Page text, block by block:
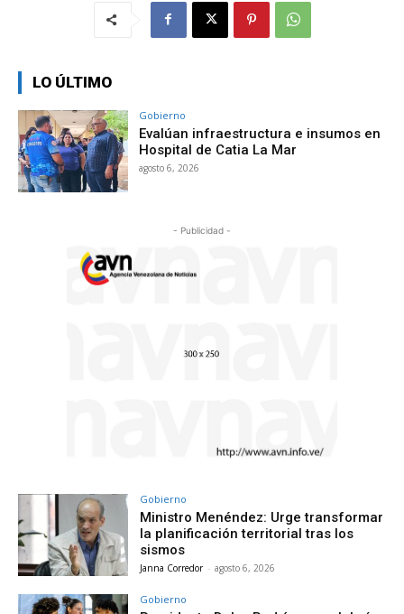
LO ÚLTIMO
Gobierno
Evalúan infraestructura e insumos en
Hospital de Catia La Mar
agosto 6, 2026
- Publicidad -
Gobierno
Ministro Menéndez: Urge transformar
la planificación territorial tras los
sismos
Janna Corredor - agosto 6, 2026
Gobierno